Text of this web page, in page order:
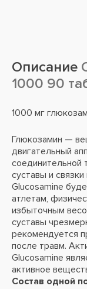
Описание
1000 90
1000 мг
Глюкозамин —
двигательный
соединительной
суставы и
Glucosamine
атлетам,
избыточным
суставы
рекомендуется
после травм.
Glucosamine
активное
Состав одной